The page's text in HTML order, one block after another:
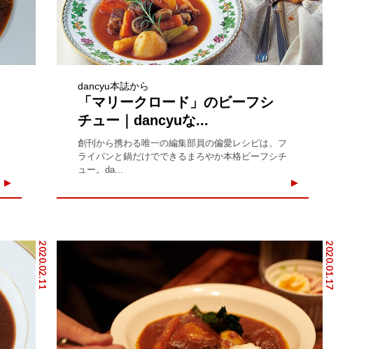
dancyu本誌から
「マリークロード」のビーフシ
チュー｜dancyuな...
創刊から携わる唯一の編集部員の偏愛レシピは、フ
ライパンと鍋だけでできるまろやか本格ビーフシチ
ュー。da...
2020.02.11 2020.01.17